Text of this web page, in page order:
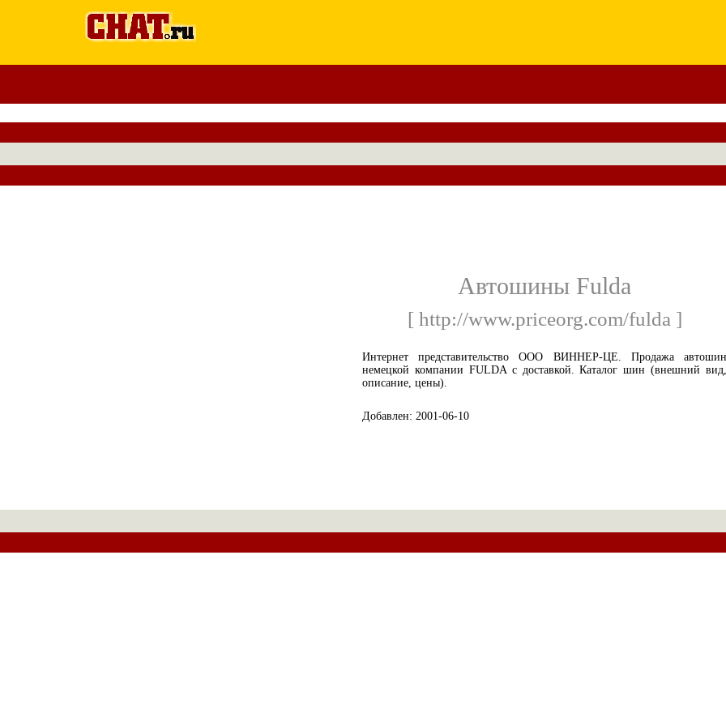
Автошины Fulda
[ http://www.priceorg.com/fulda ]
Интернет представительство ООО ВИННЕР-ЦЕ. Продажа автошин
немецкой компании FULDA с доставкой. Каталог шин (внешний вид,
описание, цены).
Добавлен: 2001-06-10